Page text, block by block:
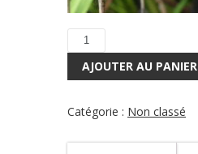
quantité
Boucles
7
AJOUTER AU PANIER
Catégorie : Non classé